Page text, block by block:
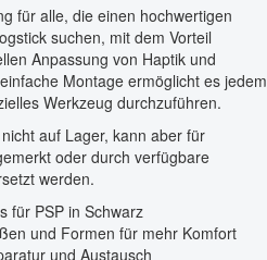
für alle, die einen hochwertigen
suchen, mit dem Vorteil
Anpassung von Haptik und
Montage ermöglicht es jedem
Werkzeug durchzuführen.
auf Lager, kann aber für
oder durch verfügbare
werden.
für PSP in Schwarz
und Formen für mehr Komfort
und Austausch